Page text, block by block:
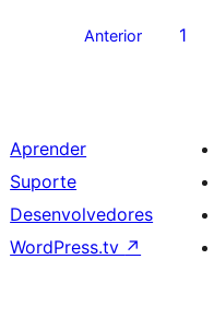
Anterior 1
Aprender
Suporte
Desenvolvedores
WordPress.tv ↗